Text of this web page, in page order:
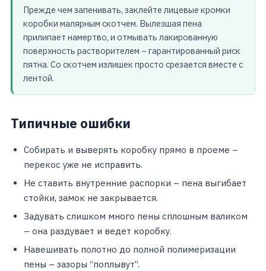
Прежде чем запенивать, заклейте лицевые кромки
коробки малярным скотчем. Вылезшая пена
прилипает намертво, и отмывать лакированную
поверхность растворителем – гарантированный риск
пятна. Со скотчем излишек просто срезается вместе с
лентой.
Типичные ошибки
Собирать и выверять коробку прямо в проеме –
перекос уже не исправить.
Не ставить внутренние распорки – пена выгибает
стойки, замок не закрывается.
Задувать слишком много пены сплошным валиком
– она раздувает и ведет коробку.
Навешивать полотно до полной полимеризации
пены – зазоры “поплывут”.